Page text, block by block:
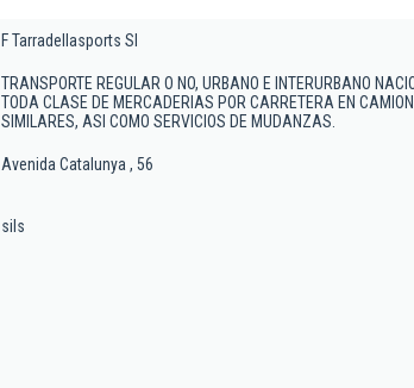
F Tarradellasports Sl
TRANSPORTE REGULAR O NO, URBANO E INTERURBANO
TODA CLASE DE MERCADERIAS POR CARRETERA EN
SIMILARES, ASI COMO SERVICIOS DE MUDANZAS.
Avenida Catalunya , 56
sils